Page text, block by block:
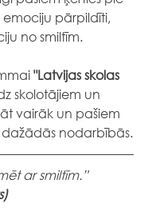
pārpildīti,
no smiltīm.
"Latvijas skolas
skolotājiem un
vairāk un pašiem
dažādās nodarbībās.
ar smiltīm.”